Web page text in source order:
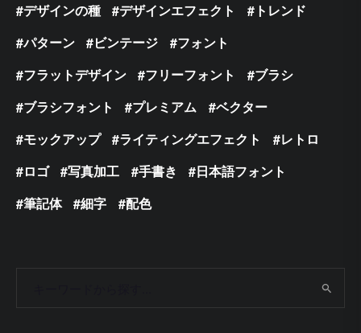
デザインの種
デザインエフェクト
トレンド
パターン
ビンテージ
フォント
フラットデザイン
フリーフォント
ブラシ
ブラシフォント
プレミアム
ベクター
モックアップ
ライティングエフェクト
レトロ
ロゴ
写真加工 手書き
日本語フォント
筆記体
細字 配色